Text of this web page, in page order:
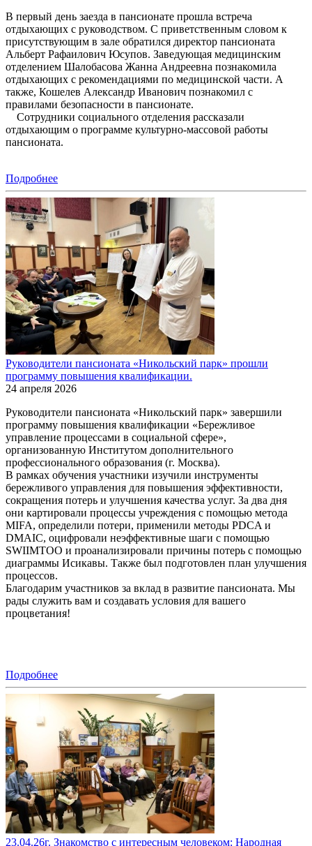
В первый день заезда в пансионате прошла встреча
отдыхающих с руководством. С приветственным словом к
присутствующим в зале обратился директор пансионата
Альберт Рафаилович Юсупов. Заведующая медицинским
отделением Шалобасова Жанна Андреевна познакомила
отдыхающих с рекомендациями по медицинской части. А
также, Кошелев Александр Иванович познакомил с
правилами безопасности в пансионате.
Сотрудники социального отделения рассказали
отдыхающим о программе культурно-массовой работы
пансионата.
Подробнее
Руководители пансионата «Никольский парк» прошли
программу повышения квалификации.
24 апреля 2026
Руководители пансионата «Никольский парк» завершили
программу повышения квалификации «Бережливое
управление процессами в социальной сфере»,
организованную Институтом дополнительного
профессионального образования (г. Москва).
В рамках обучения участники изучили инструменты
бережливого управления для повышения эффективности,
сокращения потерь и улучшения качества услуг. За два дня
они картировали процессы учреждения с помощью метода
MIFA, определили потери, применили методы PDCA и
DMAIC, оцифровали неэффективные шаги с помощью
SWIIMTOO и проанализировали причины потерь с помощью
диаграммы Исикавы. Также был подготовлен план улучшения
процессов.
Благодарим участников за вклад в развитие пансионата. Мы
рады служить вам и создавать условия для вашего
процветания!
Подробнее
23.04.26г. Знакомство с интересным человеком: Народная